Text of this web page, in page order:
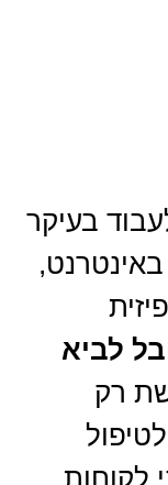
בעיקר
לביא
רק